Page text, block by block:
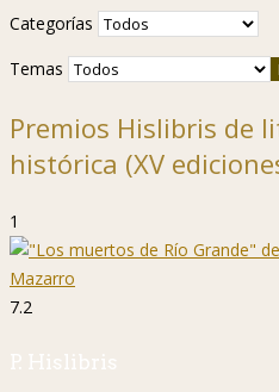
Categorías
Temas
Premios Hislibris de
histórica (XV
1
7.2
P. Hislibris